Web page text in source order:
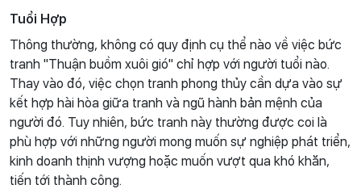
Tuổi Hợp
Thông thường, không có quy định cụ thể nào về việc bức
tranh "Thuận buồm xuôi gió" chỉ hợp với người tuổi nào.
Thay vào đó, việc chọn tranh phong thủy cần dựa vào sự
kết hợp hài hòa giữa tranh và ngũ hành bản mệnh của
người đó. Tuy nhiên, bức tranh này thường được coi là
phù hợp với những người mong muốn sự nghiệp phát triển,
kinh doanh thịnh vượng hoặc muốn vượt qua khó khăn,
tiến tới thành công.